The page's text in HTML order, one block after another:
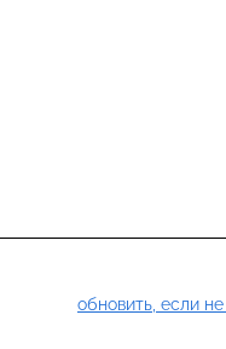
обновить, если